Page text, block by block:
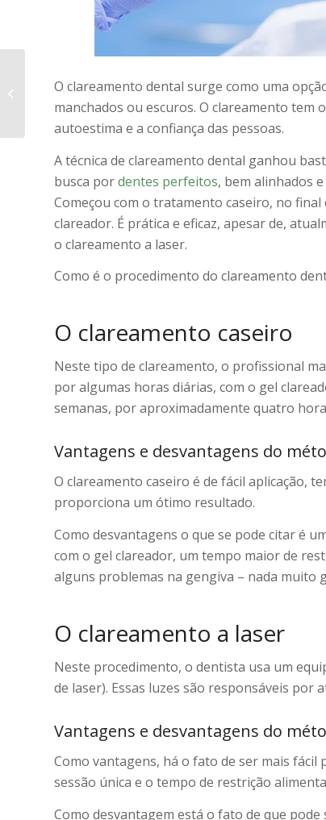
O clareamento dental surge como uma
manchados ou escuros. O clareamento
autoestima e a confiança das pessoas.
A técnica de clareamento dental ganhou
busca pordentes perfeitos, bem alinhados
Começou com o tratamento caseiro, no
clareador. É prática e eficaz, apesar de,
o clareamento a laser.
Como é o procedimento do clareamento
O clareamento caseiro
Neste tipo de clareamento, o profissional
por algumas horas diárias, com o gel
semanas, por aproximadamente quatro
Vantagens e desvantagens do
O clareamento caseiro é de fácil aplicação,
proporciona um ótimo resultado.
Como desvantagens o que se pode citar é
com o gel clareador, um tempo maior de
alguns problemas na gengiva – nada muito
O clareamento a laser
Neste procedimento, o dentista usa um
de laser). Essas luzes são responsáveis por
Vantagens e desvantagens do
Como vantagens, há o fato de ser mais
sessão única e o tempo de restrição
Como desvantagem está o fato de que
do clareamento
dental?